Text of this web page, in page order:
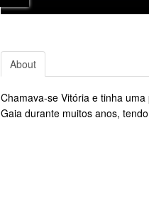
About
Chamava-se Vitória e tinha
Gaia durante muitos anos,